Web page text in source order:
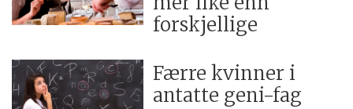
forskjellige
Færre kvinner i
antatte geni-fag